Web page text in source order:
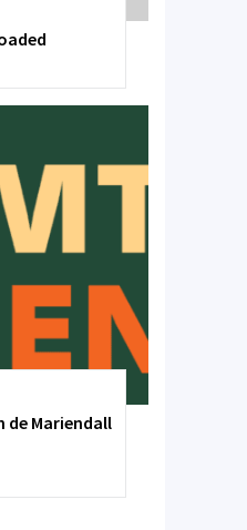
de Mariendall